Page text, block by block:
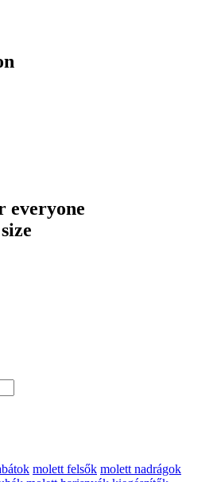
everyone
molett felsők molett nadrágok